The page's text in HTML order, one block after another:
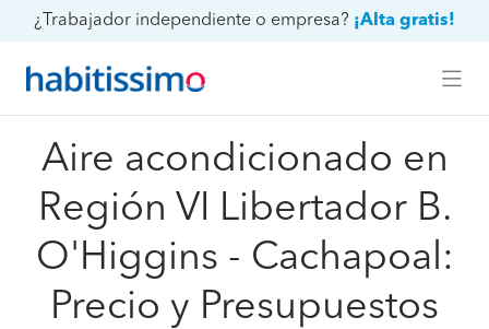
¿Trabajador independiente o empresa? ¡Alta gratis!
Aire acondicionado en
Región VI Libertador B.
O'Higgins - Cachapoal:
Precio y Presupuestos